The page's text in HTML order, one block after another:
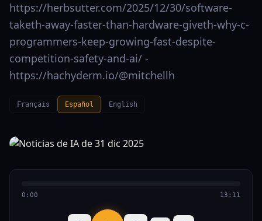
https://herbsutter.com/2025/12/30/software-
taketh-away-faster-than-hardware-giveth-why-c-
programmers-keep-growing-fast-despite-
competition-safety-and-ai/ -
https://hachyderm.io/@mitchellh
Français Español English
0:00 13:11